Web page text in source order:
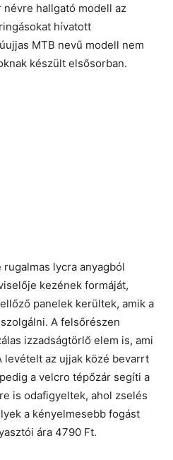
hallgató modell az
hívatott
MTB nevű modell nem
készült elsősorban.
lycra anyagból
kezének formáját,
panelek kerültek, amik a
A felsőrészen
izzadságtörlő elem is, ami
levételt az ujjak közé bevarrt
a velcro tépőzár segíti a
is odafigyeltek, ahol zselés
a kényelmesebb fogást
ára 4790 Ft.